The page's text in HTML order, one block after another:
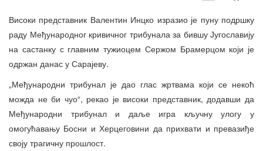
Високи представник Валентин Инцко изразио је пуну подршку
раду Међународног кривичног трибунала за бившу Југославију
на састанку с главним тужиоцем Сержом Брамерцом који је
одржан данас у Сарајеву.
„Међународни трибунал је дао глас жртвама који се некоћ
можда не би чуо“, рекао је високи представник, додавши да
Међународни трибунал и даље игра кључну улогу у
омогућавању Босни и Херцеговини да прихвати и превазиђе
своју трагичну прошлост.